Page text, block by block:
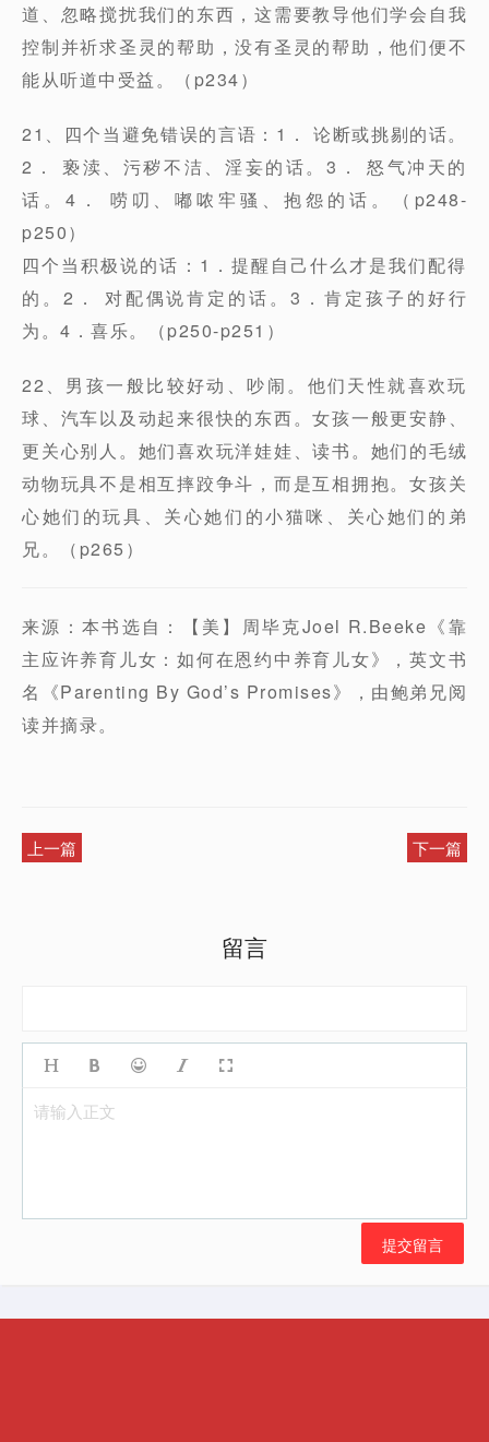
道、忽略搅扰我们的东西，这需要教导他们学会自我
控制并祈求圣灵的帮助，没有圣灵的帮助，他们便不
能从听道中受益。（p234）
21、四个当避免错误的言语：1． 论断或挑剔的话。
2． 亵渎、污秽不洁、淫妄的话。3． 怒气冲天的
话。4． 唠叨、嘟哝牢骚、抱怨的话。（p248-
p250）
四个当积极说的话：1．提醒自己什么才是我们配得
的。2． 对配偶说肯定的话。3．肯定孩子的好行
为。4．喜乐。（p250-p251）
22、男孩一般比较好动、吵闹。他们天性就喜欢玩
球、汽车以及动起来很快的东西。女孩一般更安静、
更关心别人。她们喜欢玩洋娃娃、读书。她们的毛绒
动物玩具不是相互摔跤争斗，而是互相拥抱。女孩关
心她们的玩具、关心她们的小猫咪、关心她们的弟
兄。（p265）
来源：本书选自：【美】周毕克Joel R.Beeke《靠
主应许养育儿女：如何在恩约中养育儿女》，英文书
名《Parenting By God’s Promises》，由鲍弟兄阅
读并摘录。
上一篇 下一篇
留言
请输入正文
提交留言